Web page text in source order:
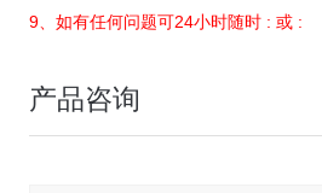
9、如有任何问题可24小时随时 : 或 :
产品咨询